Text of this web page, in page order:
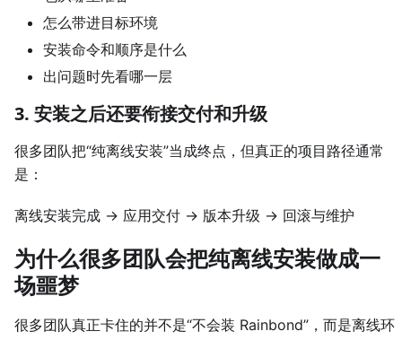
怎么带进目标环境
安装命令和顺序是什么
出问题时先看哪一层
3. 安装之后还要衔接交付和升级
很多团队把“纯离线安装”当成终点，但真正的项目路径通常
是：
离线安装完成 -> 应用交付 -> 版本升级 -> 回滚与维护
为什么很多团队会把纯离线安装做成一
场噩梦
很多团队真正卡住的并不是“不会装 Rainbond”，而是离线环